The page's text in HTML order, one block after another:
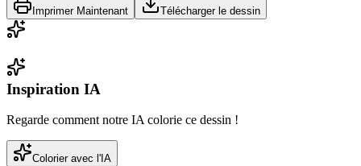
Imprimer Maintenant Télécharger le dessin
Inspiration IA
Regarde comment notre IA colorie ce dessin !
Colorier avec l'IA